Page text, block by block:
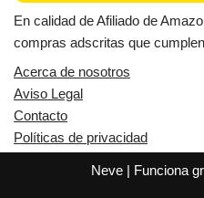
En calidad de Afiliado de
compras adscritas que
Acerca de nosotros
Aviso Legal
Contacto
Políticas de privacidad
Neve| Funciona